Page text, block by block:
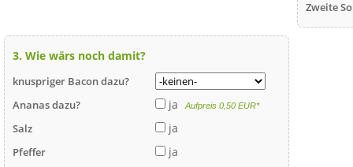
Zweite
3. Wie wärs noch damit?
knuspriger Bacon dazu?
Ananas dazu?
ja Aufpreis 0,50 EUR*
Salz ja
Pfeffer ja